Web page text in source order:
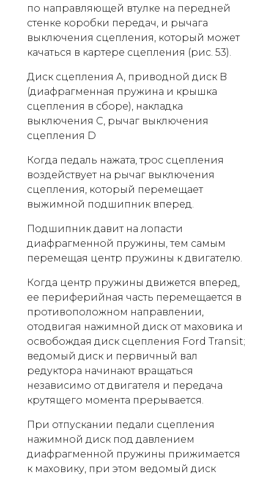
по направляющей втулке на передней
стенке коробки передач, и рычага
выключения сцепления, который может
качаться в картере сцепления (рис. 53).
Диск сцепления A, приводной диск B
(диафрагменная пружина и крышка
сцепления в сборе), накладка
выключения C, рычаг выключения
сцепления D
Когда педаль нажата, трос сцепления
воздействует на рычаг выключения
сцепления, который перемещает
выжимной подшипник вперед.
Подшипник давит на лопасти
диафрагменной пружины, тем самым
перемещая центр пружины к двигателю.
Когда центр пружины движется вперед,
ее периферийная часть перемещается в
противоположном направлении,
отодвигая нажимной диск от маховика и
освобождая диск сцепления Ford Transit;
ведомый диск и первичный вал
редуктора начинают вращаться
независимо от двигателя и передача
крутящего момента прерывается.
При отпускании педали сцепления
нажимной диск под давлением
диафрагменной пружины прижимается
к маховику, при этом ведомый диск